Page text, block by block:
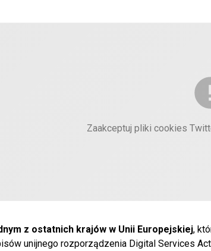
Zaakceptuj pliki cookies
z ostatnich krajów w Unii Europejskiej,
unijnego rozporządzenia Digital Services